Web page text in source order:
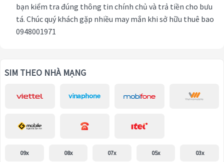
bạn kiểm tra đúng thông tin chính chủ và trả tiền cho bưu
tá. Chúc quý khách gặp nhiều may mắn khi sở hữu thuê bao
0948001971
SIM THEO NHÀ MẠNG
09x 08x 07x 05x 03x